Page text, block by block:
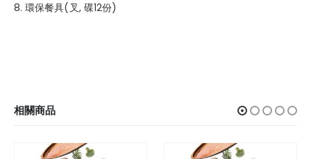
8. 環保餐具(叉, 碟12份)
相關商品